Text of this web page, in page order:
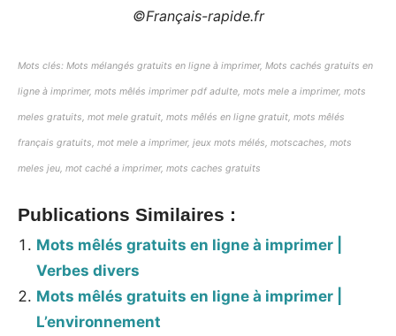
©Français-rapide.fr
Mots clés: Mots mélangés gratuits en ligne à imprimer, Mots cachés gratuits en
ligne à imprimer, mots mêlés imprimer pdf adulte, mots mele a imprimer, mots
meles gratuits, mot mele gratuit, mots mêlés en ligne gratuit, mots mêlés
français gratuits, mot mele a imprimer, jeux mots mélés, motscaches, mots
meles jeu, mot caché a imprimer, mots caches gratuits
Publications Similaires :
Mots mêlés gratuits en ligne à imprimer |
Verbes divers
Mots mêlés gratuits en ligne à imprimer |
L’environnement